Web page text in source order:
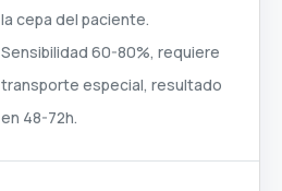
la cepa del paciente.
Sensibilidad 60-80%, requiere
transporte especial, resultado
en 48-72h.